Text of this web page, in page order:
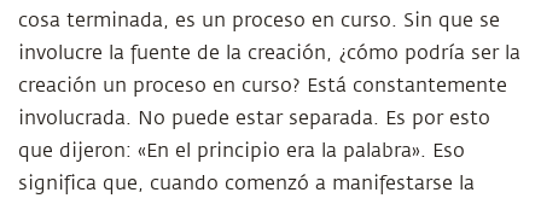
cosa terminada, es un proceso en curso. Sin que se
involucre la fuente de la creación, ¿cómo podría ser la
creación un proceso en curso? Está constantemente
involucrada. No puede estar separada. Es por esto
que dijeron: «En el principio era la palabra». Eso
significa que, cuando comenzó a manifestarse la